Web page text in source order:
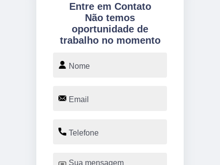
Entre em Contato
Não temos
oportunidade de
trabalho no momento